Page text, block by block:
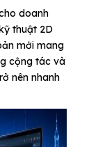
doanh
thuật 2D
mới mang
cộng tác và
nên nhanh